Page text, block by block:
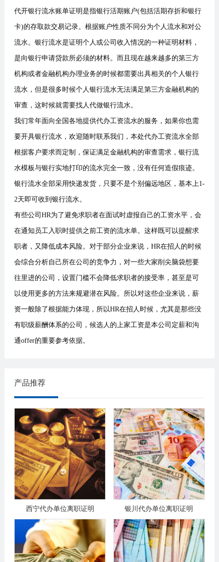
代开银行流水账单证明是指银行活期账户(包括活期存折和银行
卡)的存取款交易记录。根据账户性质不同分为个人流水和对公
流水。银行流水是证明个人或公司收入情况的一种证明材料，
是向银行申请贷款所必须的材料。而且现在越来越多的第三方
机构或者金融机构办理业务的时候都需要出具相关的个人银行
流水，但是很多时候个人银行流水无法满足第三方金融机构的
审查，这时候就需要找人代做银行流水。
我们常年面向全国各地提供代办工资流水的服务，如果你也需
要开具银行流水，欢迎随时联系我们，本处代办工资流水全部
根据客户要求而定制，保证满足金融机构的审查需求，银行流
水模板与银行实地打印的流水完全一致，没有任何造假痕迹。
银行流水全部采用快递发货，只要不是个别偏远地区，基本上1-
2天即可收到银行流水。
有些公司HR为了避免求职者在面试时虚报自己的工资水平，会
在通知员工入职时提供之前工资的流水单。这样既可以提醒求
职者，又降低成本风险。对于部分企业来说，HR在招人的时候
会综合分析自己所在公司的竞争力，对一些大家削尖脑袋想要
往里进的公司，设置门槛不会降低求职者的接受率，甚至是可
以使用更多的方法来规避潜在风险。所以对这些企业来说，薪
资一般除了根据能力体现，所以HR在招人时候，尤其是那些没
有职级薪酬体系的公司，候选人的上家工资是本公司定薪和沟
通offer的重要参考依据。
产品推荐
西宁代办单位离职证明 银川代办单位离职证明